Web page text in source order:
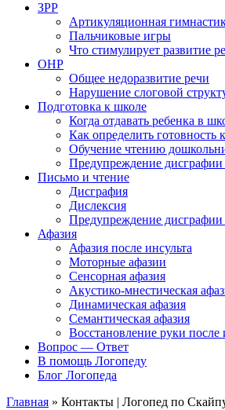
ЗРР
Артикуляционная
Пальчиковые игры
Что стимулирует развитие
ОНР
Общее недоразвитие речи
Нарушение слоговой
Подготовка к школе
Когда отдавать ребенка в
Как определить готовность
Обучение чтению
Предупреждение
Письмо и чтение
Дисграфия
Дислексия
Предупреждение
Афазия
Афазия после инсульта
Моторные афазии
Сенсорная афазия
Акустико-мнестическая
Динамическая афазия
Семантическая афазия
Восстановление руки после
Вопрос — Ответ
В помощь Логопеду
Блог Логопеда
Главная » Контакты | Логопед по